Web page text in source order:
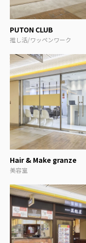
PUTON CLUB
推し活/ワッペンワーク
Hair & Make granze
美容室